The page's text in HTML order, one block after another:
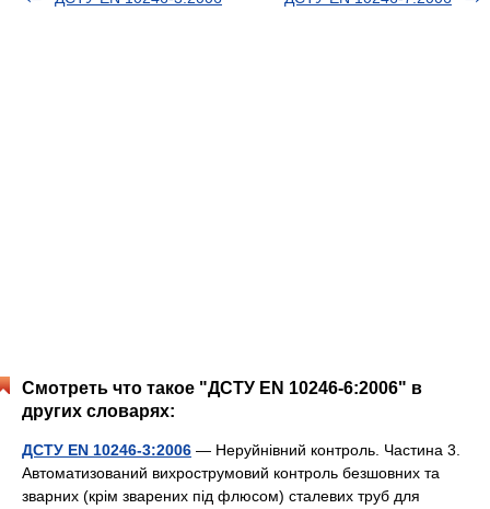
Смотреть что такое "ДСТУ EN 10246-6:2006" в
других словарях:
ДСТУ EN 10246-3:2006 — Неруйнівний контроль. Частина 3.
Автоматизований вихрострумовий контроль безшовних та
зварних (крім зварених під флюсом) сталевих труб для